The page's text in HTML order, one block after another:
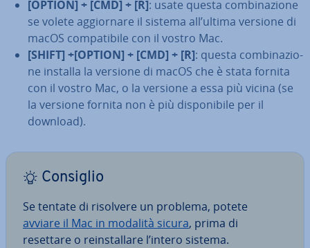
[OPTION] + [CMD] + [R]: usate questa com­bi­na­zio­ne
se volete ag­gior­na­re il sistema all’ultima versione di
macOS com­pa­ti­bi­le con il vostro Mac.
[SHIFT] +[OPTION] + [CMD] + [R]: questa com­bi­na­zio­
ne installa la versione di macOS che è stata fornita
con il vostro Mac, o la versione a essa più vicina (se
la versione fornita non è più di­spo­ni­bi­le per il
download).
Consiglio
Se tentate di risolvere un problema, potete
avviare il Mac in modalità sicura, prima di
resettare o rein­stal­la­re l’intero sistema.